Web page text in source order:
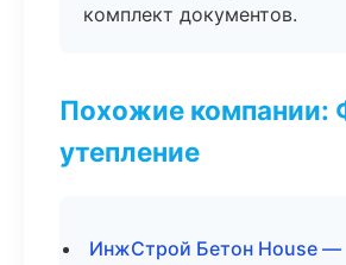
комплект документов.
Похожие компании:
утепление
ИнжСтрой Бетон House —